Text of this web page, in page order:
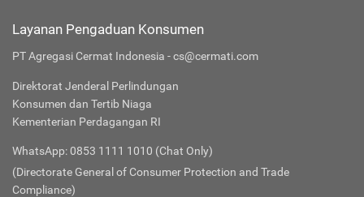
Layanan Pengaduan Konsumen
PT Agregasi Cermat Indonesia - cs@cermati.com
Direktorat Jenderal Perlindungan
Konsumen dan Tertib Niaga
Kementerian Perdagangan RI
WhatsApp: 0853 1111 1010 (Chat Only)
(Directorate General of Consumer Protection and Trade
Compliance)